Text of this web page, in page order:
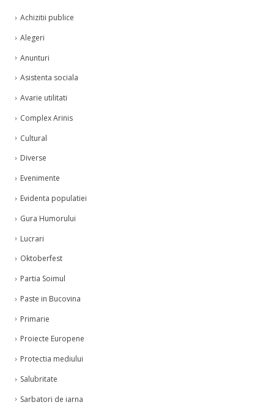
Achizitii publice
Alegeri
Anunturi
Asistenta sociala
Avarie utilitati
Complex Arinis
Cultural
Diverse
Evenimente
Evidenta populatiei
Gura Humorului
Lucrari
Oktoberfest
Partia Soimul
Paste in Bucovina
Primarie
Proiecte Europene
Protectia mediului
Salubritate
Sarbatori de iarna